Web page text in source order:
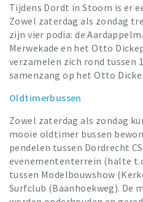
Tijdens Dordt in Stoom is er
Zowel zaterdag als zondag
zijn vier podia: de
Merwekade en het Otto
verzamelen zich rond tussen
samenzang op het Otto
Oldtimerbussen
Zowel zaterdag als zondag
mooie oldtimer bussen
pendelen tussen Dordrecht
evenemententerrein (halte
tussen Modelbouwshow
Surfclub (Baanhoekweg). De